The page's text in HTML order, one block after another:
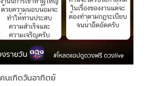
คนเกิดวันอาทิตย์